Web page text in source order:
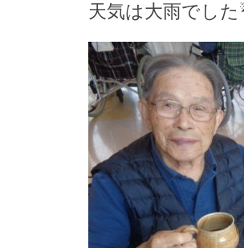
天気は大雨でした